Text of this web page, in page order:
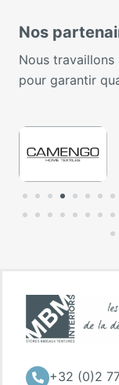
Nos
Nous travaillons
pour garantir
+32 (0)2